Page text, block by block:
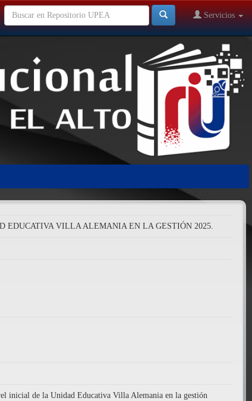
Servicios
EDUCATIVA VILLA ALEMANIA EN LA GESTIÓN 2025.
inicial de la Unidad Educativa Villa Alemania en la gestión